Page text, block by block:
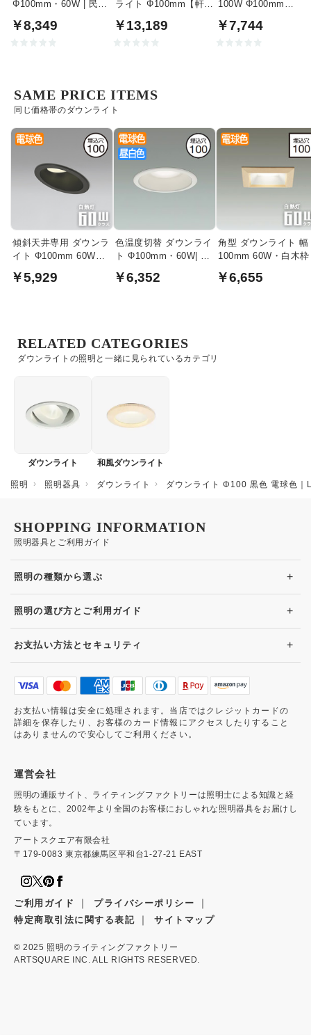
Φ100mm・60W | 民芸
￥8,349
ライト Φ100mm【軒
￥13,189
100W Φ100mm
￥7,744
同じ価格帯のダウンライト
SAME PRICE ITEMS
傾斜天井専用 ダウンラ
イト Φ100mm 60W・
￥5,929
色温度切替 ダウンライ
ト Φ100mm・60W| 電
￥6,352
角型 ダウンライト 幅
100mm 60W・白木枠
￥6,655
ダウンライトの照明と一緒に見られているカテゴリ
RELATED CATEGORIES
ダウンライト 和風ダウンライト
照明 照明器具 ダウンライト ダウンライト Φ100 黒色 電球色｜
照明器具とご利用ガイド
SHOPPING INFORMATION
照明の種類から選ぶ +
照明の選び方とご利用ガイド +
お支払い方法とセキュリティ +
お支払い情報は安全に処理されます。当店ではクレジットカードの
詳細を保存したり、お客様のカード情報にアクセスしたりすること
はありませんので安心してご利用ください。
運営会社
照明の通販サイト、ライティングファクトリーは照明士による知識と経
験をもとに、2002年より全国のお客様におしゃれな照明器具をお届けし
ています。
アートスクエア有限会社
〒179-0083 東京都練馬区平和台1-27-21 EAST
ご利用ガイド ｜ プライバシーポリシー ｜
特定商取引法に関する表記 ｜ サイトマップ
© 2025 照明のライティングファクトリー
ARTSQUARE INC. ALL RIGHTS RESERVED.